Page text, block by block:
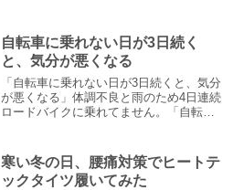
自転車に乗れない日が3日続く
と、気分が悪くなる
「自転車に乗れない日が3日続くと、気分
が悪くなる」体調不良と雨のため4日連続
ロードバイクに乗れてません。「自転車
界のレジェンド、忌野清志郎さんの言葉
です。月間1,00...
寒い冬の日、腰痛対策でヒートテ
ックタイツ履いてみた